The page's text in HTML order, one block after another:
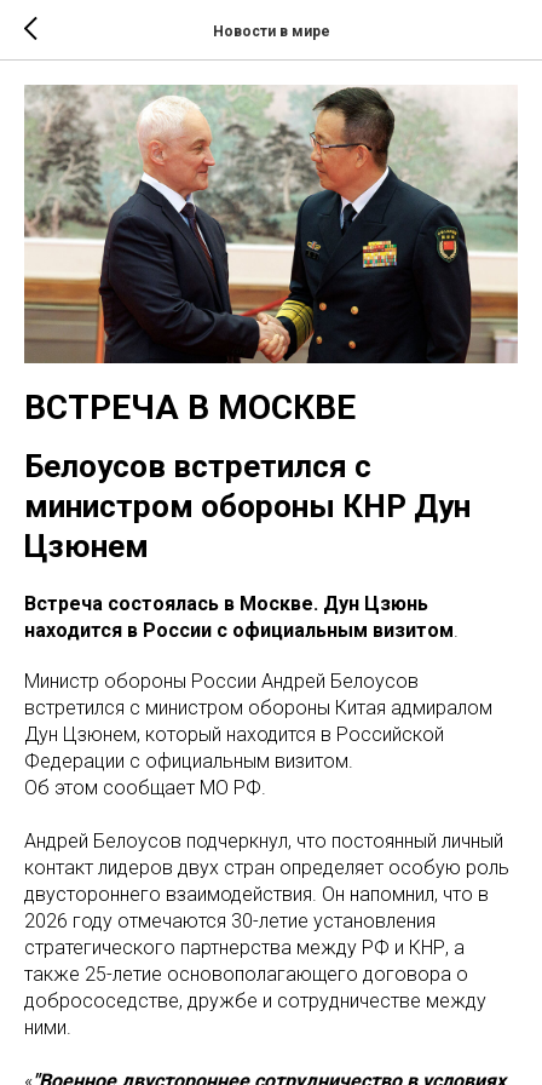
Новости в мире
ВСТРЕЧА В МОСКВЕ
Белоусов встретился с
министром обороны КНР Дун
Цзюнем
Встреча состоялась в Москве. Дун Цзюнь
находится в России с официальным визитом
Министр обороны России Андрей Белоусов
встретился с министром обороны Китая адмиралом
Дун Цзюнем, который находится в Российской
Федерации с официальным визитом.
Об этом сообщает МО РФ.
Андрей Белоусов подчеркнул, что постоянный личный
контакт лидеров двух стран определяет особую роль
двустороннего взаимодействия. Он напомнил, что в
2026 году отмечаются 30-летие установления
стратегического партнерства между РФ и КНР, а
также 25-летие основополагающего договора о
добрососедстве, дружбе и сотрудничестве между
ними.
«"Военное двустороннее сотрудничество в условиях